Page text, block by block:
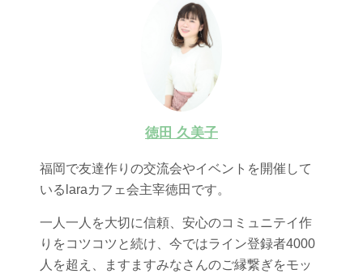
徳田 久美子
福岡で友達作りの交流会やイベントを開催して
いるlaraカフェ会主宰徳田です。
一人一人を大切に信頼、安心のコミュニテイ作
りをコツコツと続け、今ではライン登録者4000
人を超え、ますますみなさんのご縁繋ぎをモッ